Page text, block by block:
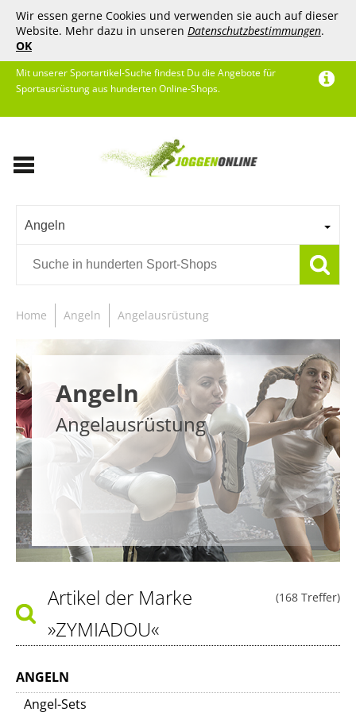
Wir essen gerne Cookies und verwenden sie auch auf dieser
Website. Mehr dazu in unseren Datenschutzbestimmungen.
OK
Mit unserer Sportartikel-Suche findest Du die Angebote für
Sportausrüstung aus hunderten Online-Shops.
Angeln
Home Angeln Angelausrüstung
Angeln
Angelausrüstung
(168 Treffer)
Artikel der Marke
»ZYMIADOU«
ANGELN
Angel-Sets